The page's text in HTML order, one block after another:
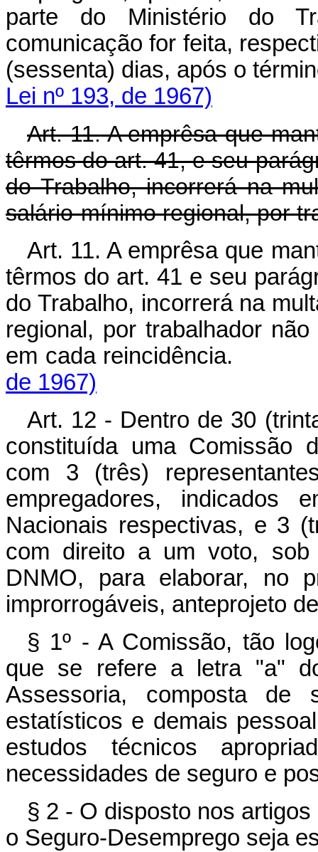
parte do Ministério do
comunicação for feita,
(sessenta) dias, após o
Lei nº 193, de 1967)
Art. 11.A emprêsa que
têrmos do art. 41, e seu
do Trabalho, incorrerá na
salário-mínimo regional, por
Art. 11. A emprêsa que
têrmos do art. 41 e seu
do Trabalho, incorrerá na
regional, por trabalhador
em cada reincidência.
de 1967)
Art. 12 - Dentro de 30
constituída uma Comissão
com 3 (três)
empregadores, indicados
Nacionais respectivas, e 3
com direito a um voto, sob
DNMO, para elaborar, no
improrrogáveis, anteprojeto
§ 1º - A Comissão, tão
que se refere a letra "a"
Assessoria, composta de
estatísticos e demais
estudos técnicos
necessidades de seguro e
§ 2 - O disposto nos artigos
o Seguro-Desemprego seja